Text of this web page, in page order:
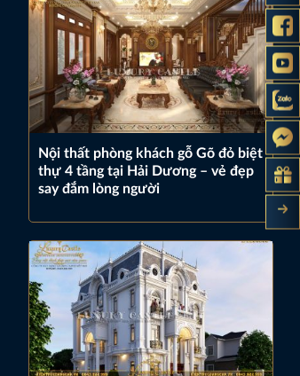
Nội thất phòng khách gỗ Gõ đỏ biệt
thự 4 tầng tại Hải Dương – vẻ đẹp
say đắm lòng người